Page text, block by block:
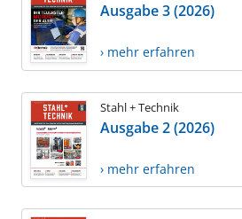
Ausgabe 3 (2026)
› mehr erfahren
Stahl + Technik
Ausgabe 2 (2026)
› mehr erfahren